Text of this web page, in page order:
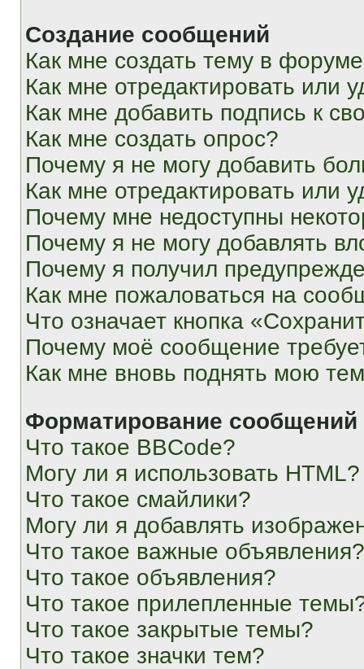
Создание сообщений
Как мне создать тему в
Как мне отредактировать или
Как мне добавить подпись к
Как мне создать опрос?
Почему я не могу добавить
Как мне отредактировать или
Почему мне недоступны
Почему я не могу добавлять
Почему я получил
Как мне пожаловаться на
Что означает кнопка
Почему моё сообщение
Как мне вновь поднять мою
Форматирование
Что такое BBCode?
Могу ли я использовать HTML?
Что такое смайлики?
Могу ли я добавлять
Что такое важные объявления?
Что такое объявления?
Что такое прилепленные
Что такое закрытые темы?
Что такое значки тем?